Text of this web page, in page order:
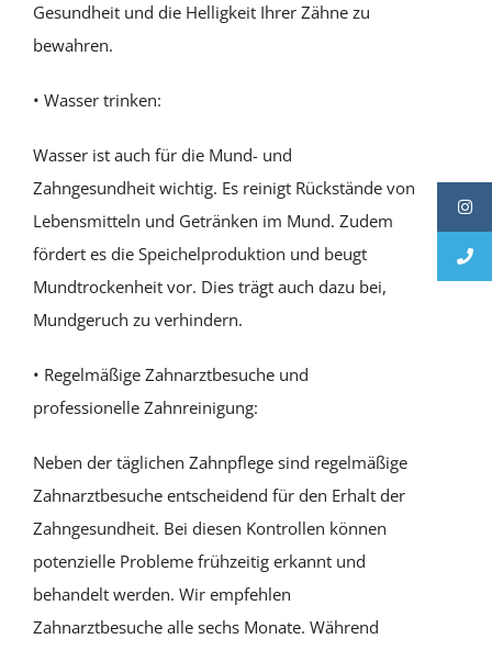
Gesundheit und die Helligkeit Ihrer Zähne zu
bewahren.
• Wasser trinken:
Wasser ist auch für die Mund- und
Zahngesundheit wichtig. Es reinigt Rückstände von
Lebensmitteln und Getränken im Mund. Zudem
fördert es die Speichelproduktion und beugt
Mundtrockenheit vor. Dies trägt auch dazu bei,
Mundgeruch zu verhindern.
• Regelmäßige Zahnarztbesuche und
professionelle Zahnreinigung:
Neben der täglichen Zahnpflege sind regelmäßige
Zahnarztbesuche entscheidend für den Erhalt der
Zahngesundheit. Bei diesen Kontrollen können
potenzielle Probleme frühzeitig erkannt und
behandelt werden. Wir empfehlen
Zahnarztbesuche alle sechs Monate. Während